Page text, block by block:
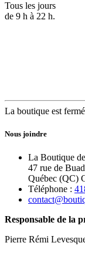
Tous les jours
de 9 h à 22 h.
La boutique est
Nous joindre
La Boutique
47 rue de
Québec (QC)
Téléphone :
Responsable de la
Pierre Rémi